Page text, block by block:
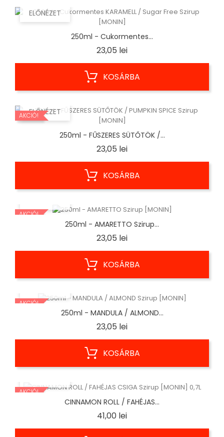
ELŐNÉZET
250ml - Cukormentes...
23,05 leiÁr
KOSÁRBA
ELŐNÉZET
AKCIÓ!
250ml - FŰSZERES SÜTŐTÖK /...
23,05 leiÁr
KOSÁRBA
AKCIÓ!
250ml - AMARETTO Szirup...
23,05 leiÁr
KOSÁRBA
AKCIÓ!
250ml - MANDULA / ALMOND...
23,05 leiÁr
KOSÁRBA
AKCIÓ!
CINNAMON ROLL / FAHÉJAS...
41,00 leiÁr